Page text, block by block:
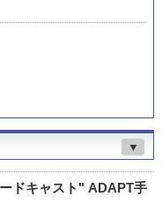
▼
ドキャスト" ADAPT手